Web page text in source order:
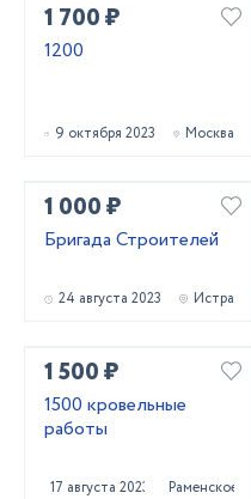
1 700 ₽
1200
9 октября 2023 Москва
1 000 ₽
Бригада Строителей
24 августа 2023 Истра
1 500 ₽
1500 кровельные
работы
17 августа 2023 Раменское